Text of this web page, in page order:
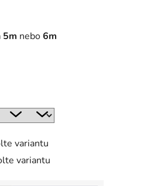
5m nebo6m
variantu
variantu